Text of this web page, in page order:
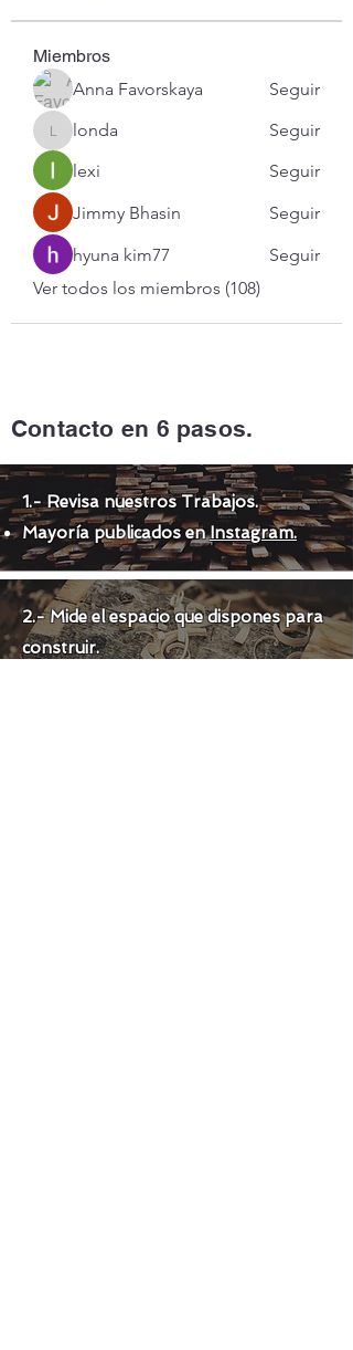
Miembros
Anna Favorskaya
Seguir
londalonda
Seguir
lexi
Seguir
Jimmy Bhasin
Seguir
hyuna kim77
Seguir
Ver todos los miembros (108)
Contacto en 6 pasos.
1.- Revisa nuestros Trabajos.
Mayoría publicados enInstagram.
2.- Mide el espacio que dispones para
construir.